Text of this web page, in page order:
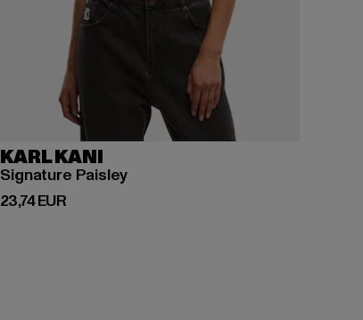
KARL KANI
Signature Paisley
23,74 EUR
Derzeitiger Preis: 23,74 EUR